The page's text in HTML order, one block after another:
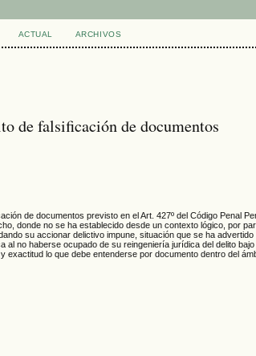
ACTUAL ARCHIVOS
de falsificación de documentos
de documentos previsto en el Art. 427º del Código
donde no se ha establecido desde un contexto lógico, por
su accionar delictivo impune, situación que se ha
al no haberse ocupado de su reingeniería jurídica del delito
lo que debe entenderse por documento dentro del